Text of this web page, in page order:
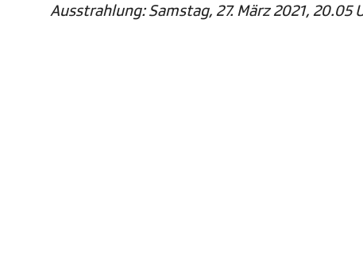
Ausstrahlung: Samstag, 27. März 2021, 20.05